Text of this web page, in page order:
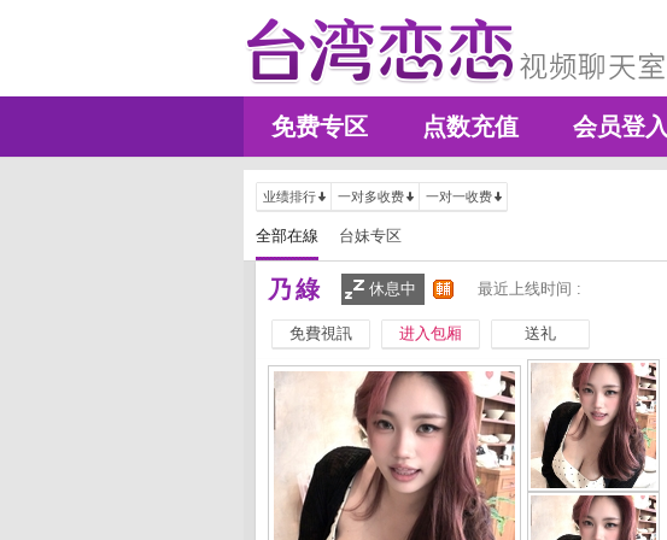
免费专区 点数充值 会员登入
业绩排行 一对多收费 一对一收费
全部在線 台妹专区
乃綠 休息中 最近上线时间 :
免費視訊 进入包厢 送礼